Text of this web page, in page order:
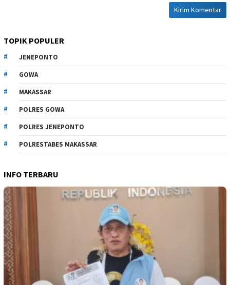
TOPIK POPULER
JENEPONTO
GOWA
MAKASSAR
POLRES GOWA
POLRES JENEPONTO
POLRESTABES MAKASSAR
INFO TERBARU